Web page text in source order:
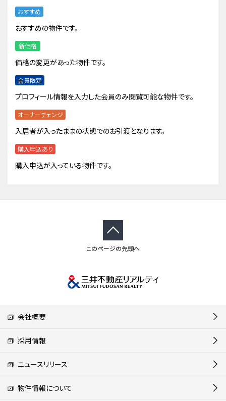
おすすめ
おすすめの物件です。
新価格
価格の変更があった物件です。
会員限定
プロフィール情報を入力した会員のみ閲覧可能な物件です。
オーナーチェンジ
入居者が入ったままの状態でのお引渡となります。
購入申込あり
購入申込が入っている物件です。
このページの先頭へ
会社概要
採用情報
ニュースリリース
物件情報について